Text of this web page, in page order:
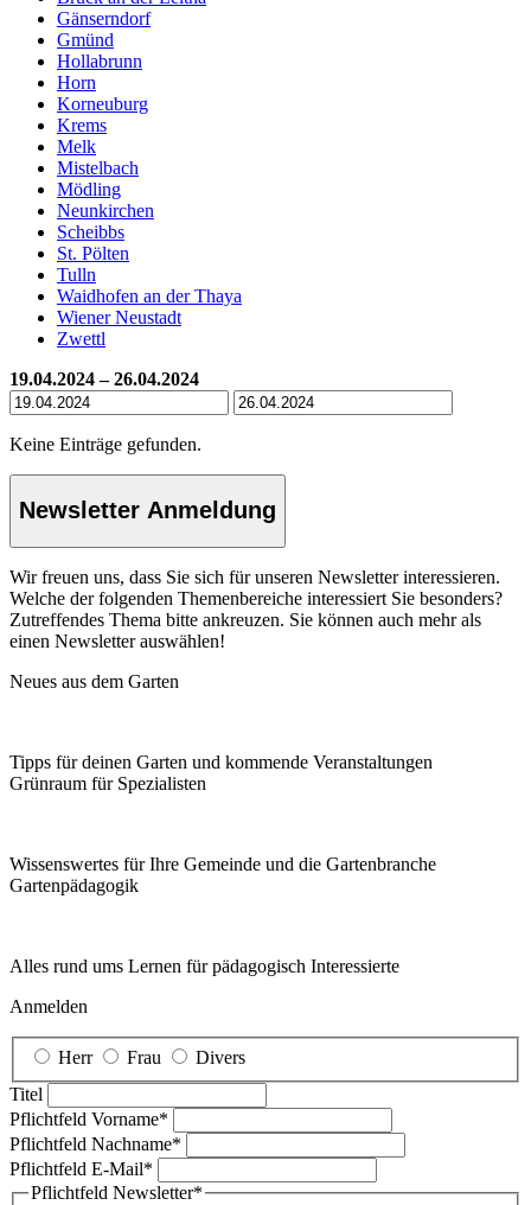
Gänserndorf
Gmünd
Hollabrunn
Horn
Korneuburg
Krems
Melk
Mistelbach
Mödling
Neunkirchen
Scheibbs
St. Pölten
Tulln
Waidhofen an der Thaya
Wiener Neustadt
Zwettl
19.04.2024 – 26.04.2024
Keine Einträge gefunden.
Newsletter Anmeldung
Wir freuen uns, dass Sie sich für unseren Newsletter interessieren.
Welche der folgenden Themenbereiche interessiert Sie besonders?
Zutreffendes Thema bitte ankreuzen. Sie können auch mehr als
einen Newsletter auswählen!
Neues aus dem Garten
Tipps für deinen Garten und kommende Veranstaltungen
Grünraum für Spezialisten
Wissenswertes für Ihre Gemeinde und die Gartenbranche
Garten­pädagogik
Alles rund ums Lernen für pädagogisch Interessierte
Anmelden
Herr Frau
Divers
Titel
Pflichtfeld Vorname*
Pflichtfeld Nachname*
Pflichtfeld E-Mail*
Pflichtfeld Newsletter*